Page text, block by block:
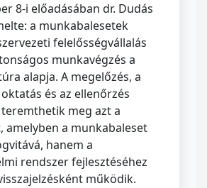
8-i előadásában dr. Dudás
a munkabalesetek
felelősségvállalás
munkavégzés a
alapja. A megelőzés, a
és az ellenőrzés
meg azt a
amelyben a munkabaleset
hanem a
rendszer fejlesztéséhez
működik.